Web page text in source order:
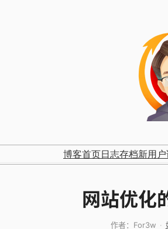
博客首页日志存档新用
网站优化
作者： For3w